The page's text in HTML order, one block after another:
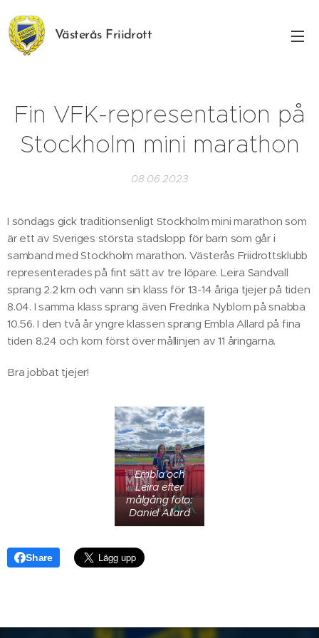
Västerås Friidrott
Fin VFK-representation på
Stockholm mini marathon
08.06.2023
I söndags gick traditionsenligt Stockholm mini marathon som
är ett av Sveriges största stadslopp för barn som går i
samband med Stockholm marathon. Västerås Friidrottsklubb
representerades på fint sätt av tre löpare. Leira Sandvall
sprang 2.2 km och vann sin klass för 13-14 åriga tjejer på tiden
8.04. I samma klass sprang även Fredrika Nyblom på snabba
10.56. I den två år yngre klassen sprang Embla Allard på fina
tiden 8.24 och kom först över mållinjen av 11 åringarna.
Bra jobbat tjejer!
Embla och
Leira efter
målgång foto:
Daniel Allard
Share